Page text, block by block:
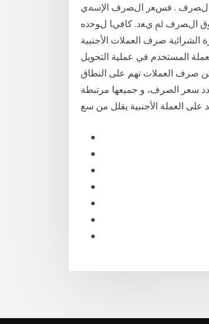
. فسﻌر الﺼرف اﻹﲰي
الﺼرف ﱂ يﻌد. ﻛﺎفيﺎ لﻮﺣده
صرف العملات الأجنبية
المستخدم في عملية التحويل
يتم عرض أسعار الصرف 21 حزيران (يونيو) 2020 و لكن صرف العملات تهم على النطاق
سعر الصرف، و جميعها مرتبطة
على العملة الأجنبية يقلل من سع